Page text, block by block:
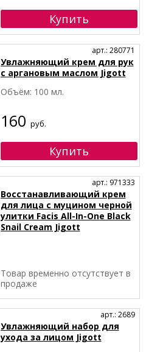
арт.: 280771
Увлажняющий крем для рук
с аргановым маслом Jigott
Объём: 100 мл.
160 руб.
арт.: 971333
Восстанавливающий крем
для лица с муцином черной
улитки Facis All-In-One Black
Snail Cream Jigott
Товар временно отсутствует в
продаже
арт.: 2689
Увлажняющий набор для
ухода за лицом Jigott